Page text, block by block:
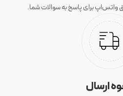
واتس‌اپ برای پاسخ به سوالات شما.
ارسال